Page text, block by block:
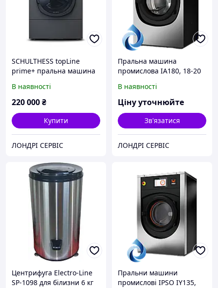
SCHULTHESS topLine
prime+ пральна машина
В наявності
220 000₴
Купити
ЛОНДРІ СЕРВІС
Пральна машина
промислова IA180, 18-20
В наявності
Ціну уточнюйте
Зв'язатися
ЛОНДРІ СЕРВІС
Центрифуга Electro-Line
SP-1098 для білизни 6 кг
Пральни машини
промислові IPSO IY135,